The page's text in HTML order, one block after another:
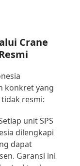
Crane
konkret yang
resmi:
unit SPS
dilengkapi
dapat
Garansi ini